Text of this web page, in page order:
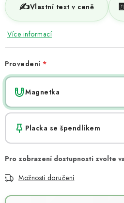
✍️Vlastní text v ceně 🧾
Více informací
Provedení
Magnetka
Placka se špendlíkem
Možnosti doručení